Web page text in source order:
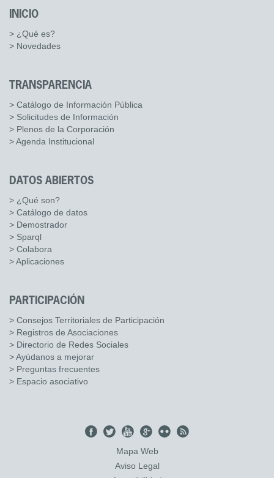
INICIO
> ¿Qué es?
> Novedades
TRANSPARENCIA
> Catálogo de Información Pública
> Solicitudes de Información
> Plenos de la Corporación
> Agenda Institucional
DATOS ABIERTOS
> ¿Qué son?
> Catálogo de datos
> Demostrador
> Sparql
> Colabora
> Aplicaciones
PARTICIPACIÓN
> Consejos Territoriales de Participación
> Registros de Asociaciones
> Directorio de Redes Sociales
> Ayúdanos a mejorar
> Preguntas frecuentes
> Espacio asociativo
Mapa Web
Aviso Legal